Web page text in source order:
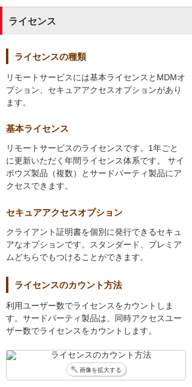
ライセンス
ライセンスの種類
リモートサービスには基本ライセンスとMDMオ
プション、セキュアアクセスオプションがあり
ます。
基本ライセンス
リモートサービスのライセンスです。1年ごと
に更新いただく年間ライセンス体系です。 サイ
ボウズ製品（複数）とサードパーティ製品にア
クセスできます。
セキュアアクセスオプション
クライアント証明書を個別に発行できるセキュ
アなオプションです。スタンダード、プレミア
ムどちらでもつけることができます。
ライセンスのカウント方法
利用ユーザー数でライセンスをカウントしま
す。サードパーティ製品は、同時アクセスユー
ザー数でライセンスをカウントします。
画像を拡大する